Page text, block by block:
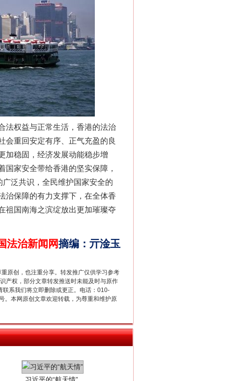
权益与正常生活，香港的法治
会重回安定有序、正气充盈的良
加稳固，经济发展动能稳步增
家安全带给香港的坚实保障，
泛共识，全民维护国家安全的
治保障的有力支撑下，在全体香
祖国南海之滨绽放出更加璀璨夺
法治新闻网摘编 ： 亓淦玉
原创，也注重分享。转发推广仅供学习参考
产权，部分文章转发推送时未能及时与原作
系我们将立即删除或更正。电话：010-
。本网原创文章欢迎转载，为尊重和维护原
千亩耕地变“别墅”
别拿“量子”当幌子